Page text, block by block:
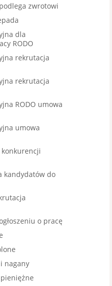
zwrotowi
dla
RODO
rekrutacja
rekrutacja
RODO umowa
umowa
konkurencji
kandydatów do
o pracę
nagany